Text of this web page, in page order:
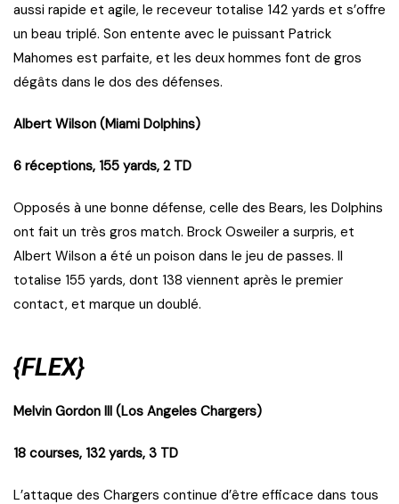
aussi rapide et agile, le receveur totalise 142 yards et s’offre
un beau triplé. Son entente avec le puissant Patrick
Mahomes est parfaite, et les deux hommes font de gros
dégâts dans le dos des défenses.
Albert Wilson (Miami Dolphins)
6 réceptions, 155 yards, 2 TD
Opposés à une bonne défense, celle des Bears, les Dolphins
ont fait un très gros match. Brock Osweiler a surpris, et
Albert Wilson a été un poison dans le jeu de passes. Il
totalise 155 yards, dont 138 viennent après le premier
contact, et marque un doublé.
{FLEX}
Melvin Gordon III (Los Angeles Chargers)
18 courses, 132 yards, 3 TD
L’attaque des Chargers continue d’être efficace dans tous